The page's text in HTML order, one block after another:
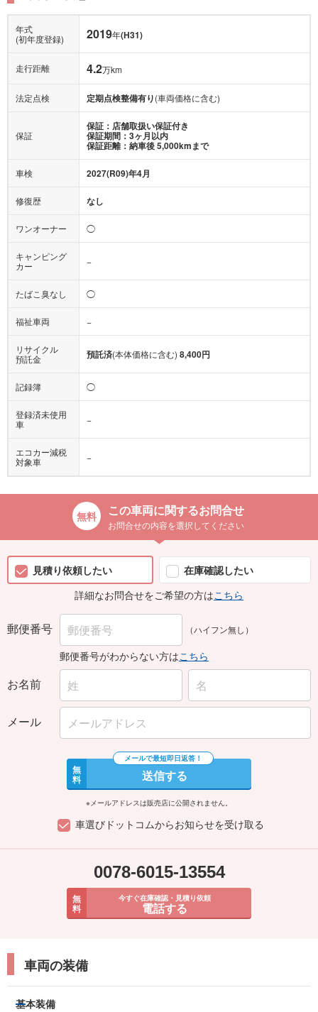
年式
(初年度登録)
2019年(H31)
走行距離 4.2万km
法定点検 定期点検整備有り(車両価格に含む)
保証
保証：店舗取扱い保証付き
保証期間：3ヶ月以内
保証距離：納車後 5,000kmまで
車検 2027(R09)年4月
修復歴 なし
ワンオーナー ◯
キャンピング
カー
−
たばこ臭なし ◯
福祉車両 −
リサイクル
預託金
預託済(本体価格に含む) 8,400円
記録簿 ◯
登録済未使用
車
−
エコカー減税
対象車
−
この車両に関するお問合せ
お問合せの内容を選択してください
見積り依頼したい
在庫確認したい
詳細なお問合せをご希望の方はこちら
郵便番号 （ハイフン無し）
郵便番号がわからない方はこちら
お名前
メール
無
料 送信する
※メールアドレスは販売店に公開されません。
車選びドットコムからお知らせを受け取る
0078-6015-13554
無
料
今すぐ在庫確認・見積り依頼
電話する
車両の装備
基本装備